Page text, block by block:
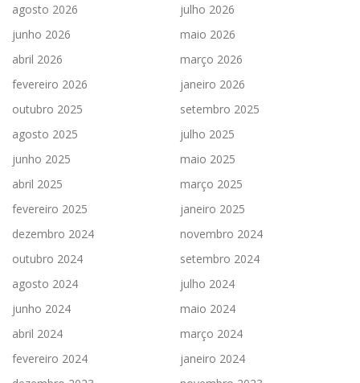
agosto 2026
julho 2026
junho 2026
maio 2026
abril 2026
março 2026
fevereiro 2026
janeiro 2026
outubro 2025
setembro 2025
agosto 2025
julho 2025
junho 2025
maio 2025
abril 2025
março 2025
fevereiro 2025
janeiro 2025
dezembro 2024
novembro 2024
outubro 2024
setembro 2024
agosto 2024
julho 2024
junho 2024
maio 2024
abril 2024
março 2024
fevereiro 2024
janeiro 2024